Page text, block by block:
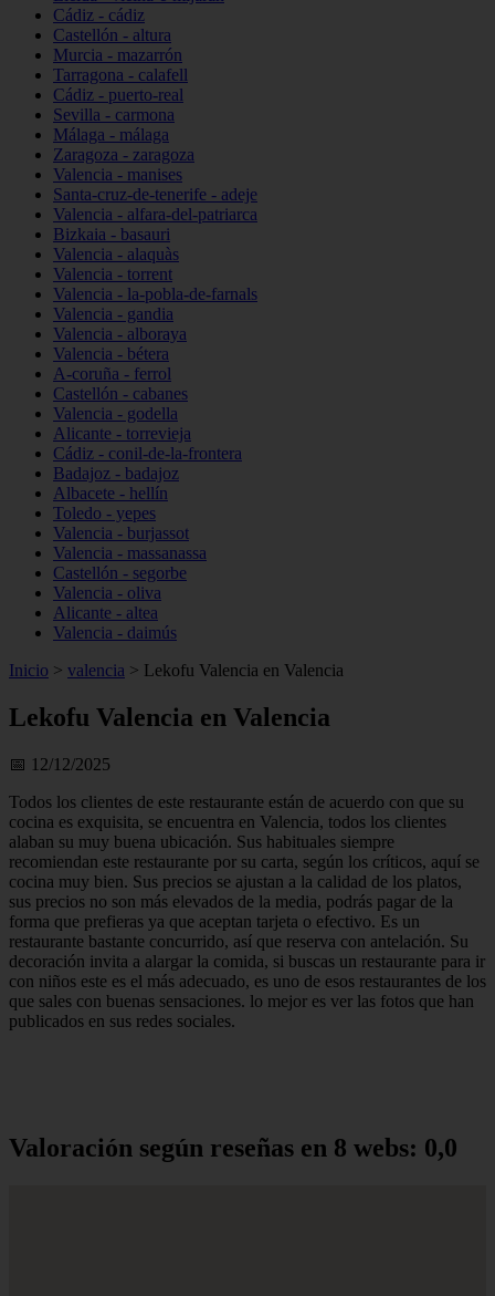
Cádiz - cádiz
Castellón - altura
Murcia - mazarrón
Tarragona - calafell
Cádiz - puerto-real
Sevilla - carmona
Málaga - málaga
Zaragoza - zaragoza
Valencia - manises
Santa-cruz-de-tenerife - adeje
Valencia - alfara-del-patriarca
Bizkaia - basauri
Valencia - alaquàs
Valencia - torrent
Valencia - la-pobla-de-farnals
Valencia - gandia
Valencia - alboraya
Valencia - bétera
A-coruña - ferrol
Castellón - cabanes
Valencia - godella
Alicante - torrevieja
Cádiz - conil-de-la-frontera
Badajoz - badajoz
Albacete - hellín
Toledo - yepes
Valencia - burjassot
Valencia - massanassa
Castellón - segorbe
Valencia - oliva
Alicante - altea
Valencia - daimús
Inicio > valencia > Lekofu Valencia en Valencia
Lekofu Valencia en Valencia
📅 12/12/2025
Todos los clientes de este restaurante están de acuerdo con que su
cocina es exquisita, se encuentra en Valencia, todos los clientes
alaban su muy buena ubicación. Sus habituales siempre
recomiendan este restaurante por su carta, según los críticos, aquí se
cocina muy bien. Sus precios se ajustan a la calidad de los platos,
sus precios no son más elevados de la media, podrás pagar de la
forma que prefieras ya que aceptan tarjeta o efectivo. Es un
restaurante bastante concurrido, así que reserva con antelación. Su
decoración invita a alargar la comida, si buscas un restaurante para ir
con niños este es el más adecuado, es uno de esos restaurantes de los
que sales con buenas sensaciones. lo mejor es ver las fotos que han
publicados en sus redes sociales.
Valoración según reseñas en 8 webs: 0,0